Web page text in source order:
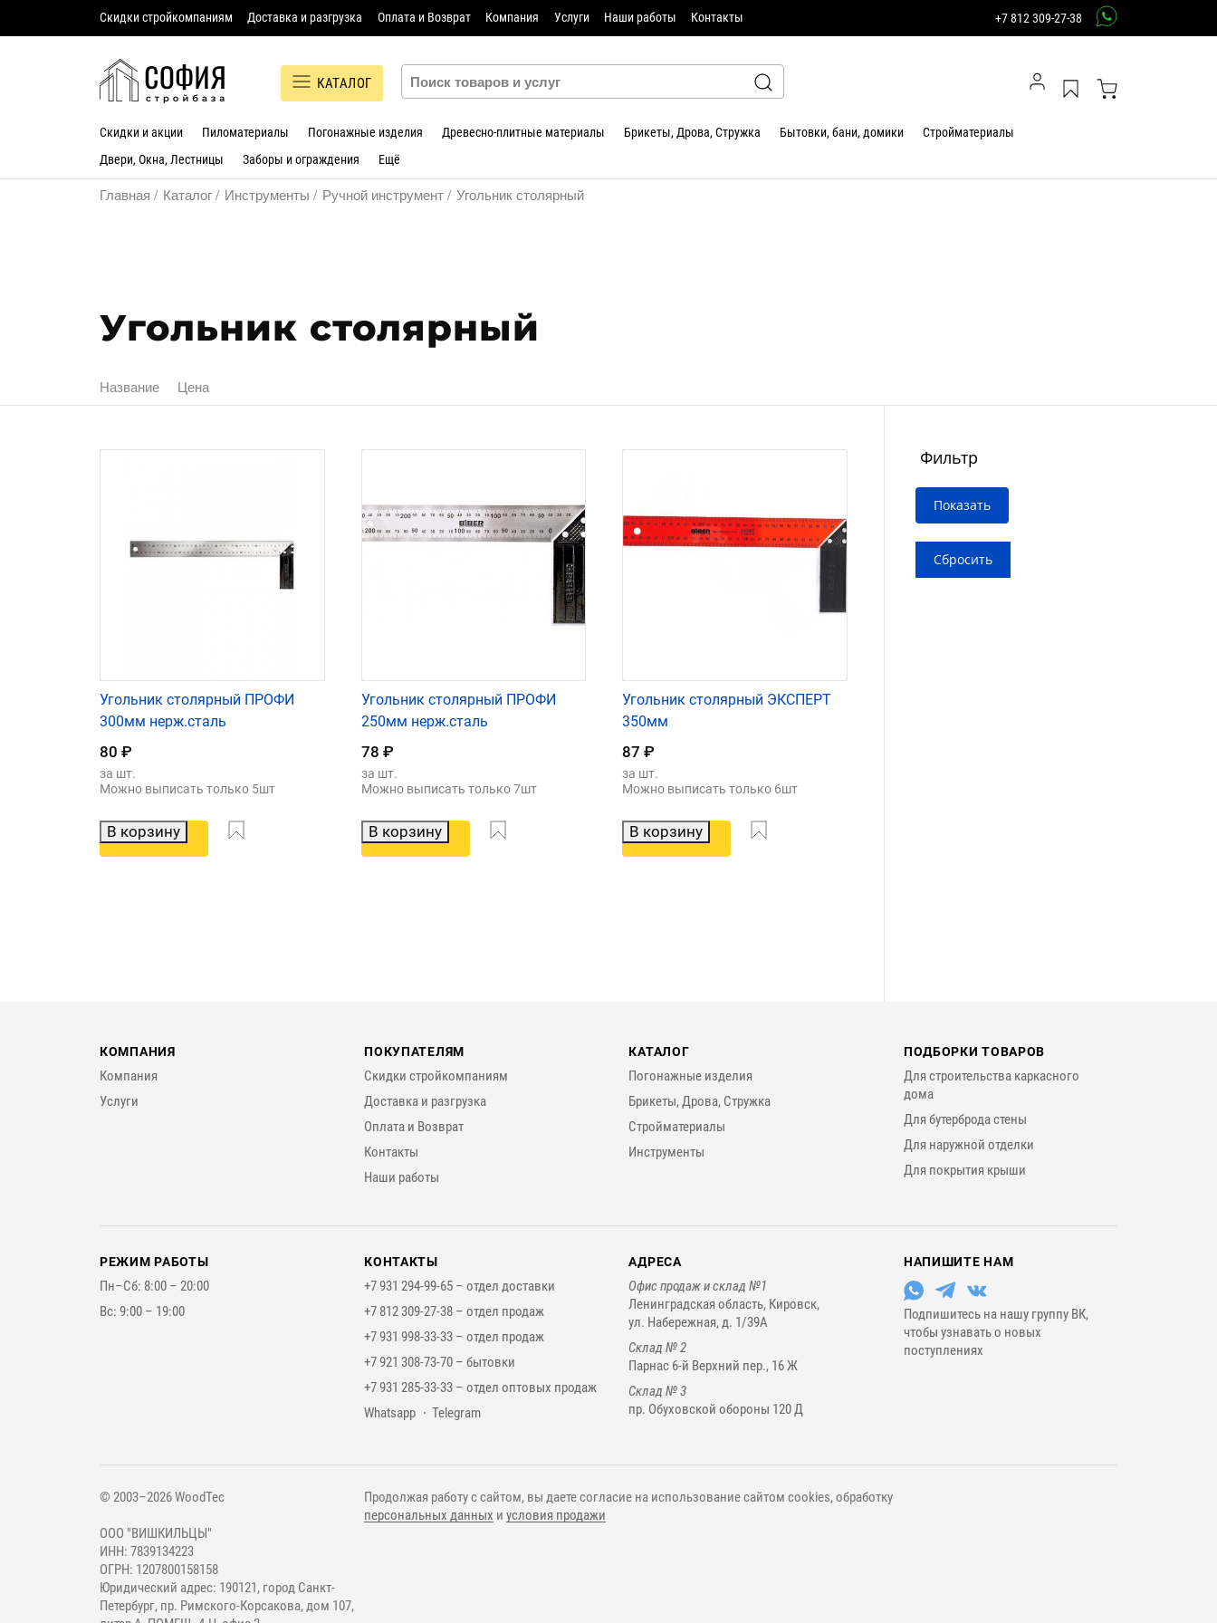
Скидки стройкомпаниям Доставка и разгрузка Оплата и Возврат Компания Услуги Наши работы Контакты +7 812 309-27-38
КАТАЛОГ
Скидки и акции Пиломатериалы Погонажные изделия Древесно-плитные материалы Брикеты, Дрова, Стружка Бытовки, бани, домики
Стройматериалы
Двери, Окна, Лестницы
Заборы и ограждения Ещё
Главная Каталог Инструменты Ручной инструмент Угольник столярный
Угольник столярный
Название Цена
Фильтр
Угольник столярный ПРОФИ
300мм нерж.сталь
80 ₽
за шт.
Можно выписать только 5шт
В корзину
Угольник столярный ПРОФИ
250мм нерж.сталь
78 ₽
за шт.
Можно выписать только 7шт
В корзину
Угольник столярный ЭКСПЕРТ
350мм
87 ₽
за шт.
Можно выписать только 6шт
В корзину
КОМПАНИЯ
Компания
Услуги
ПОКУПАТЕЛЯМ
Скидки стройкомпаниям
Доставка и разгрузка
Оплата и Возврат
Контакты
Наши работы
КАТАЛОГ
Погонажные изделия
Брикеты, Дрова, Стружка
Стройматериалы
Инструменты
ПОДБОРКИ ТОВАРОВ
Для строительства каркасного
дома
Для бутерброда стены
Для наружной отделки
Для покрытия крыши
РЕЖИМ РАБОТЫ
Пн–Сб: 8:00 – 20:00
Вс: 9:00 – 19:00
КОНТАКТЫ
+7 931 294-99-65 –отдел доставки
+7 812 309-27-38 –отдел продаж
+7 931 998-33-33 –отдел продаж
+7 921 308-73-70 –бытовки
+7 931 285-33-33 –отдел оптовых продаж
Мессенджеры
Whatsapp Telegram
АДРЕСА
Офис продаж и склад №1
Ленинградская область, Кировск,
ул. Набережная, д. 1/39А
Склад № 2
Парнас 6-й Верхний пер., 16 Ж
Склад № 3
пр. Обуховской обороны 120 Д
НАПИШИТЕ НАМ
Подпишитесь на нашу группу ВК,
чтобы узнавать о новых
поступлениях
© 2003–2026 WoodTec
ООО "ВИШКИЛЬЦЫ"
ИНН: 7839134223
ОГРН: 1207800158158
Юридический адрес: 190121, город Санкт-
Петербург, пр. Римского-Корсакова, дом 107,
Продолжая работу с сайтом, вы даете согласие на использование сайтом cookies, обработку
персональных данных иусловия продажи